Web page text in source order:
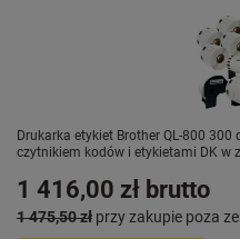
Drukarka etykiet Brother QL-800
czytnikiem kodów i etykietami DK w
1 416,00 zł brutto
1 475,50 zł przy zakupie poza